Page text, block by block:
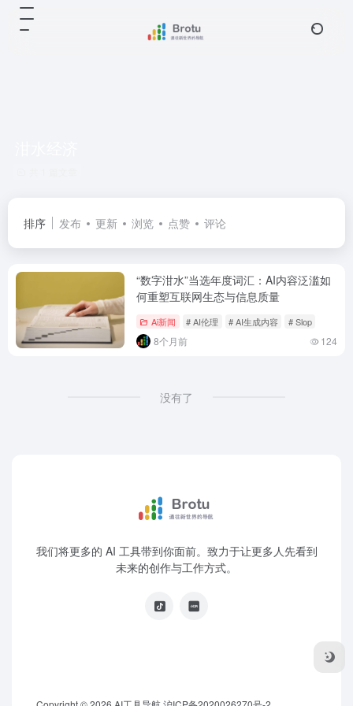
排序 发布 更新 浏览 点赞 评论
“数字泔水”当选年度词汇：AI内容泛滥如
何重塑互联网生态与信息质量
Ai新闻 # AI伦理 # AI生成内容 # Slop
8个月前 124
没有了
我们将更多的 AI 工具带到你面前。致力于让更多人先看到
未来的创作与工作方式。